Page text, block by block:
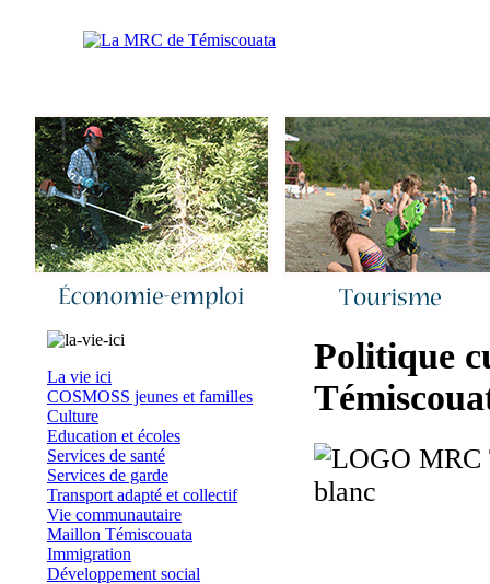
La vie ici
COSMOSS jeunes et familles
Culture
Education et écoles
Services de santé
Services de garde
Transport adapté et collectif
Vie communautaire
Maillon Témiscouata
Immigration
Développement social
Politique